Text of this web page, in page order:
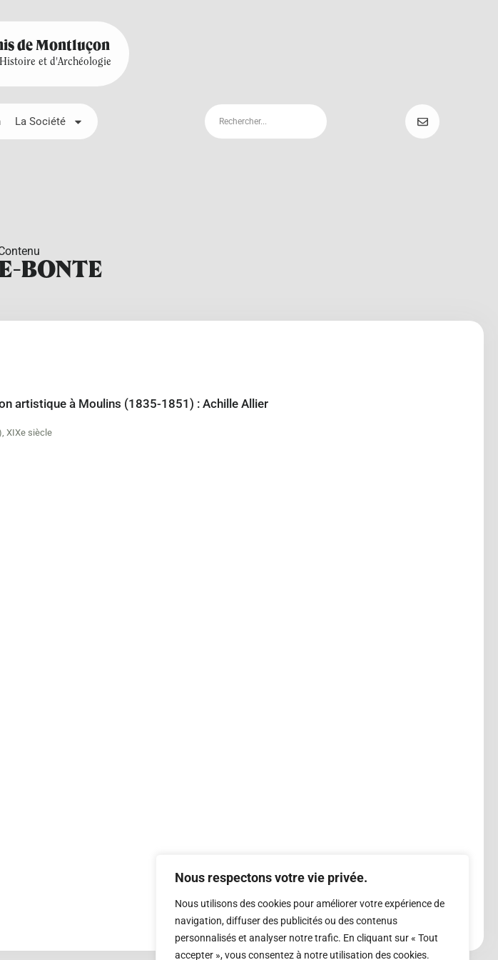
Nous respectons votre vie privée.
Nous utilisons des cookies pour améliorer votre expérience de
navigation, diffuser des publicités ou des contenus
personnalisés et analyser notre trafic. En cliquant sur « Tout
accepter », vous consentez à notre utilisation des cookies.
de Montluçon
et d'Archéologie
La Société
BONTE
artistique à Moulins (1835-1851) : Achille Allier
, XIXe siècle